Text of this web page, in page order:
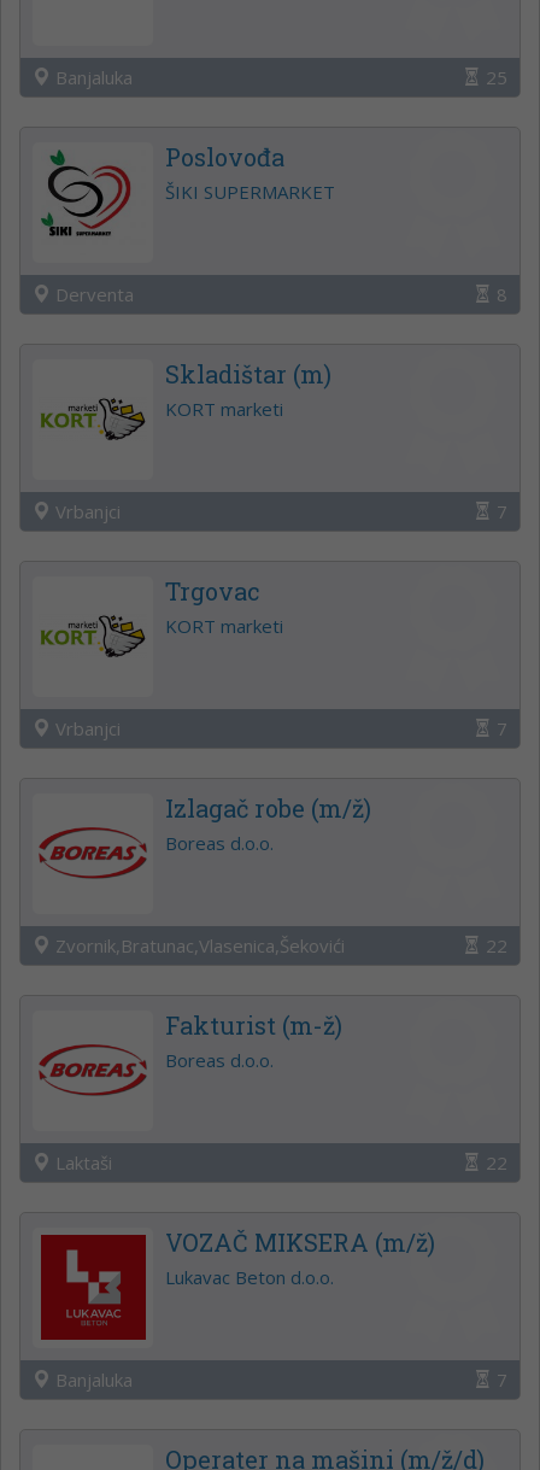
Banjaluka 25
Poslovođa
ŠIKI SUPERMARKET
Derventa 8
Skladištar (m)
KORT marketi
Vrbanjci 7
Trgovac
KORT marketi
Vrbanjci 7
Izlagač robe (m/ž)
Boreas d.o.o.
Zvornik,Bratunac,Vlasenica,Šekovići 22
Fakturist (m-ž)
Boreas d.o.o.
Laktaši 22
VOZAČ MIKSERA (m/ž)
Lukavac Beton d.o.o.
Banjaluka 7
Operater na mašini (m/ž/d)